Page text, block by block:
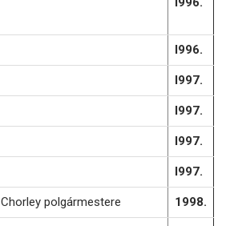
l996.
l997.
l997.
l997.
l997.
Chorley polgármestere 1998.